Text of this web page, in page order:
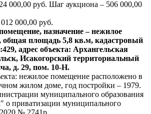
000,00 руб. Шаг аукциона – 506 000,00
000,00 руб.
назначение – нежилое
общая площадь 5,8 кв.м, кадастровый
адрес объекта: Архангельская
Исакогорский территориальный
д. 29, пом. 10-Н.
нежилое помещение расположено в
жилом доме, год постройки – 1979.
муниципального образования
о приватизации муниципального
№ 2741р.